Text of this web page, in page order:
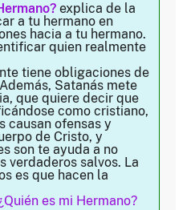
explica de la
a tu hermano en
hacia a tu hermano.
quien realmente
tiene obligaciones de
Satanás mete
que quiere decir que
como cristiano,
causan ofensas y
de Cristo, y
son te ayuda a no
verdaderos salvos. La
es que hacen la
es mi Hermano?